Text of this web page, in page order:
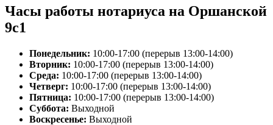
Часы работы нотариуса на Оршанской
9с1
Понедельник: 10:00-17:00 (перерыв 13:00-14:00)
Вторник: 10:00-17:00 (перерыв 13:00-14:00)
Среда: 10:00-17:00 (перерыв 13:00-14:00)
Четверг: 10:00-17:00 (перерыв 13:00-14:00)
Пятница: 10:00-17:00 (перерыв 13:00-14:00)
Суббота: Выходной
Воскресенье: Выходной